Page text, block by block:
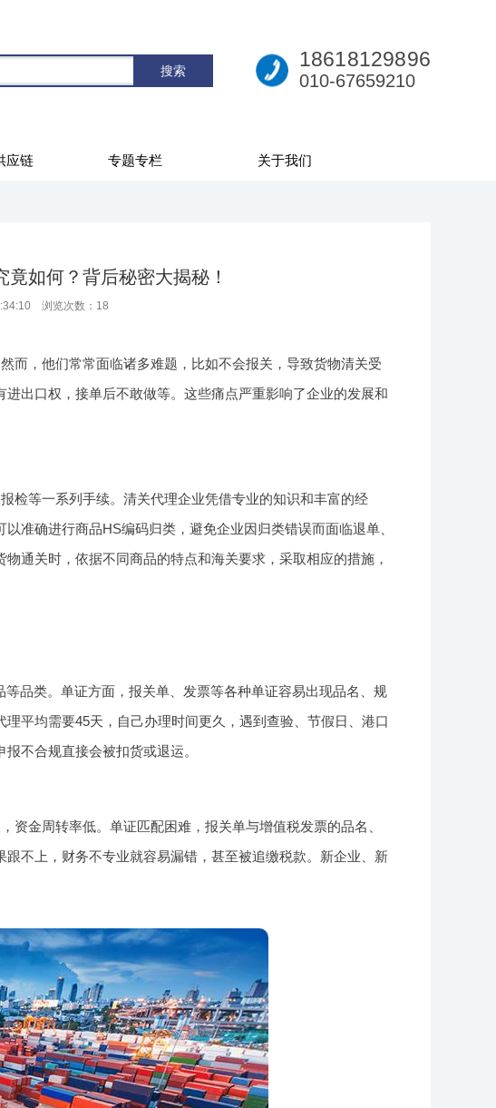
18618129896
010-67659210
应链 专题专栏 关于我们
如何？背后秘密大揭秘！
浏览次数： 18
而，他们常常面临诸多难题，比如不会报关，导致货物清关受
出口权，接单后不敢做等。这些痛点严重影响了企业的发展和
检等一系列手续。清关代理企业凭借专业的知识和丰富的经
准确进行商品HS编码归类，避免企业因归类错误而面临退单、
通关时，依据不同商品的特点和海关要求，采取相应的措施，
品类。单证方面，报关单、发票等各种单证容易出现品名、规
平均需要45天，自己办理时间更久，遇到查验、节假日、港口
不合规直接会被扣货或退运。
金周转率低。单证匹配困难，报关单与增值税发票的品名、
不上，财务不专业就容易漏错，甚至被追缴税款。新企业、新